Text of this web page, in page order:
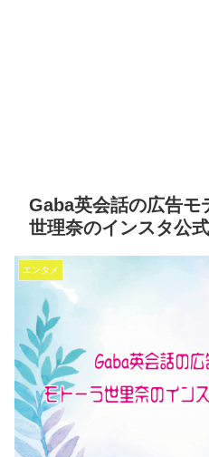
Gaba英会話の広告モ
世理奈のインスタ公
エンタメ